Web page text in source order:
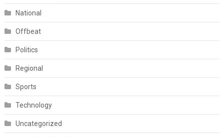
National
Offbeat
Politics
Regional
Sports
Technology
Uncategorized